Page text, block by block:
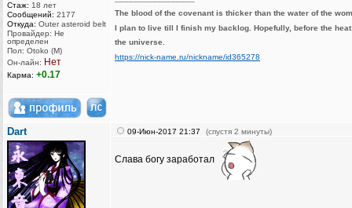
Стаж: 18 лет
Сообщений: 2177
Откуда: Outer asteroid belt
Провайдер: Не
определен
Пол: Otoko (M)
Он-лайн: Нет
Карма: +0.17
The blood of the covenant is thicker than the water of the
I plan to live till I finish my backlog. Hopefully, before the
the universe.
https://nick-name.ru/nickname/id365278
Dart 09-Июн-2017 21:37 (спустя 2 минуты)
Слава богу заработал